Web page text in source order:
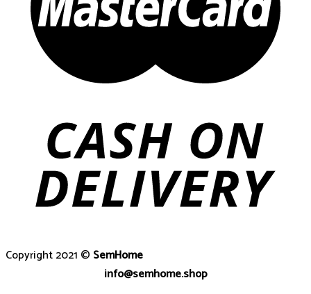
Copyright 2021 © SemHome
info@semhome.shop